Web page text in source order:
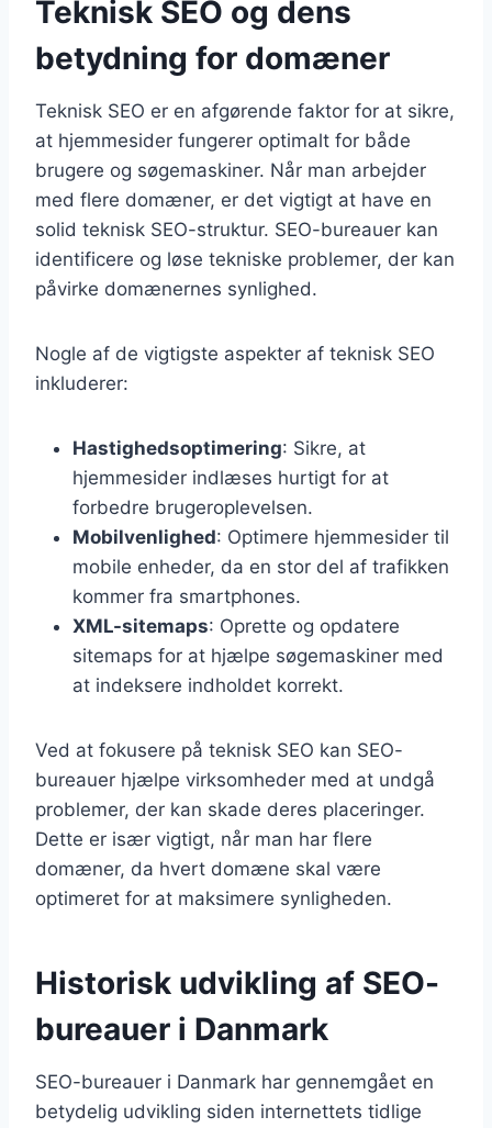
Teknisk SEO og dens
betydning for domæner
Teknisk SEO er en afgørende faktor for at sikre,
at hjemmesider fungerer optimalt for både
brugere og søgemaskiner. Når man arbejder
med flere domæner, er det vigtigt at have en
solid teknisk SEO-struktur. SEO-bureauer kan
identificere og løse tekniske problemer, der kan
påvirke domænernes synlighed.
Nogle af de vigtigste aspekter af teknisk SEO
inkluderer:
Hastighedsoptimering: Sikre, at
hjemmesider indlæses hurtigt for at
forbedre brugeroplevelsen.
Mobilvenlighed: Optimere hjemmesider til
mobile enheder, da en stor del af trafikken
kommer fra smartphones.
XML-sitemaps: Oprette og opdatere
sitemaps for at hjælpe søgemaskiner med
at indeksere indholdet korrekt.
Ved at fokusere på teknisk SEO kan SEO-
bureauer hjælpe virksomheder med at undgå
problemer, der kan skade deres placeringer.
Dette er især vigtigt, når man har flere
domæner, da hvert domæne skal være
optimeret for at maksimere synligheden.
Historisk udvikling af SEO-
bureauer i Danmark
SEO-bureauer i Danmark har gennemgået en
betydelig udvikling siden internettets tidlige